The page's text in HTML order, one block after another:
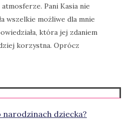
Pani Kasia nie
wszelkie możliwe dla mnie
która jej zdaniem
korzystna. Oprócz
dziecka?